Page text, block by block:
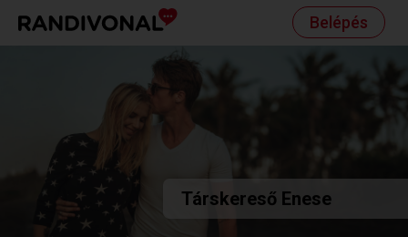
Belépés
Társkereső Enese